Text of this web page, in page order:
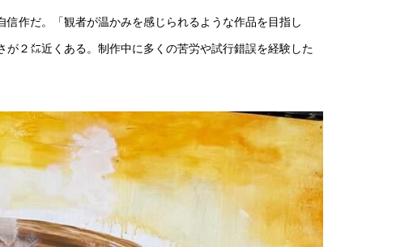
作だ。「観者が温かみを感じられるような作品を目指し
２㍍近くある。制作中に多くの苦労や試行錯誤を経験した